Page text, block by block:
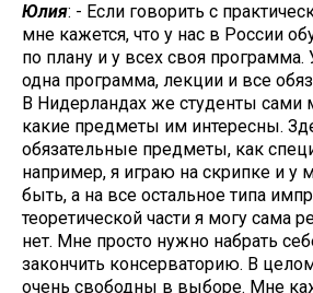
Юлия: - Если говорить с
мне кажется, что у нас в России
по плану и у всех своя программа.
одна программа, лекции и все
В Нидерландах же студенты сами
какие предметы им интересны.
обязательные предметы, как
например, я играю на скрипке и у
быть, а на все остальное типа
теоретической части я могу сама
нет. Мне просто нужно набрать
закончить консерваторию. В
очень свободны в выборе. Мне